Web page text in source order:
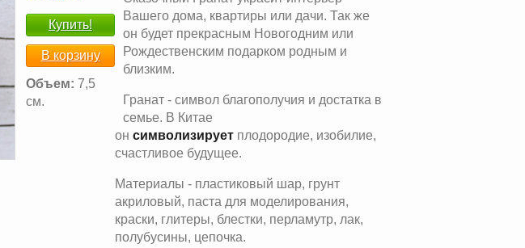
Купить!
В корзину
Объем: 7,5
см.
Вашего дома, квартиры или дачи. Так же
он будет прекрасным Новогодним или
Рождественским подарком родным и
близким.
Гранат - символ благополучия и достатка в
семье. В Китае
он символизирует плодородие, изобилие,
счастливое будущее.
Материалы - пластиковый шар, грунт
акриловый, паста для моделирования,
краски, глитеры, блестки, перламутр, лак,
полубусины, цепочка.